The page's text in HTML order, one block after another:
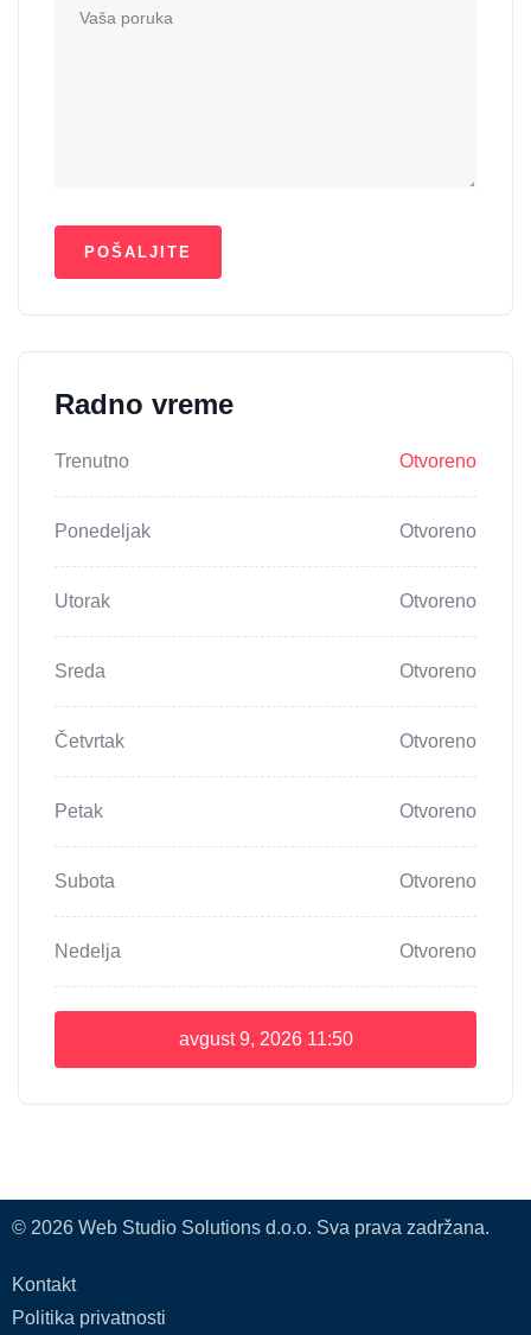
Radno vreme
Trenutno Otvoreno
Ponedeljak Otvoreno
Utorak Otvoreno
Sreda Otvoreno
Četvrtak Otvoreno
Petak Otvoreno
Subota Otvoreno
Nedelja Otvoreno
avgust 9, 2026 11:50
© 2026 Web Studio Solutions d.o.o. Sva prava zadržana.
Kontakt
Politika privatnosti